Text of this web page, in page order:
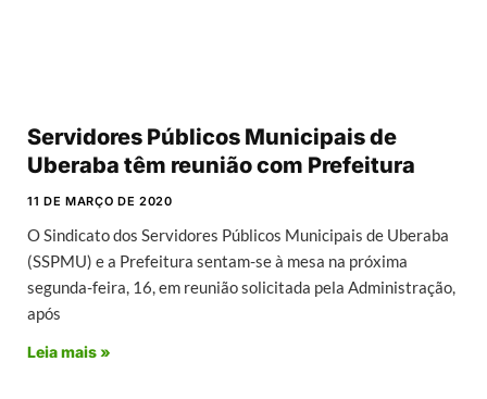
Servidores Públicos Municipais de
Uberaba têm reunião com Prefeitura
11 DE MARÇO DE 2020
O Sindicato dos Servidores Públicos Municipais de Uberaba
(SSPMU) e a Prefeitura sentam-se à mesa na próxima
segunda-feira, 16, em reunião solicitada pela Administração,
após
Leia mais »